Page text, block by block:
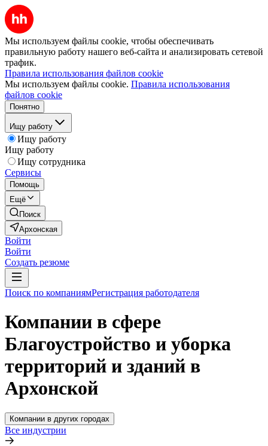
Мы используем файлы cookie, чтобы обеспечивать
правильную работу нашего веб-сайта и анализировать сетевой
трафик.
Правила использования файлов cookie
Мы используем файлы cookie. Правила использования
файлов cookie
Понятно
Ищу работу
Ищу работу
Ищу работу
Ищу сотрудника
Сервисы
Помощь
Ещё
Поиск
Архонская
Войти
Войти
Создать резюме
Поиск по компаниямРегистрация работодателя
Компании в сфере
Благоустройство и уборка
территорий и зданий в
Архонской
Компании в других городах
Все индустрии